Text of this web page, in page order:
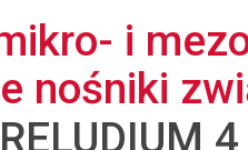
i
nośniki
4